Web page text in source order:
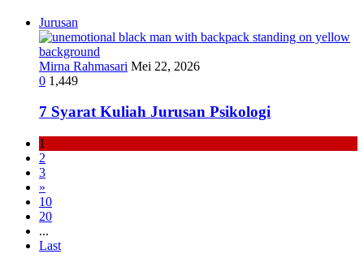
Jurusan
Mirna Rahmasari Mei 22, 2026
0 1,449
7 Syarat Kuliah Jurusan Psikologi
1
2
3
»
10
20
...
Last